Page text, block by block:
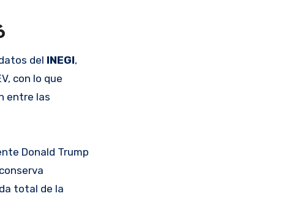
del INEGI,
con lo que
entre las
Donald Trump
total de la